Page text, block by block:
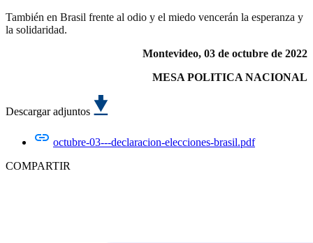
También en Brasil frente al odio y el miedo vencerán la esperanza y
la solidaridad.
Montevideo, 03 de octubre de 2022
MESA POLITICA NACIONAL
Descargar adjuntos
octubre-03---declaracion-elecciones-brasil.pdf
COMPARTIR